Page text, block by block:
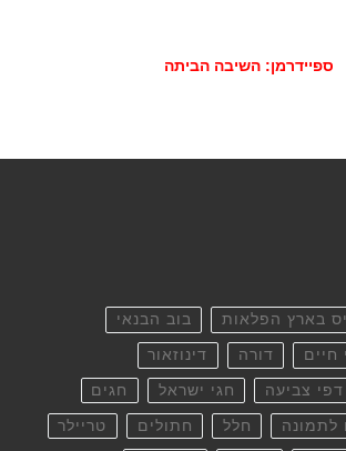
ספיידרמן: השיבה הביתה
בארץ הפלאות בוב הבנאי
חיים דורה דינוזאור
דפי צביעה חגי ישראל חגים
לתמונה חלל חתולים טריילר